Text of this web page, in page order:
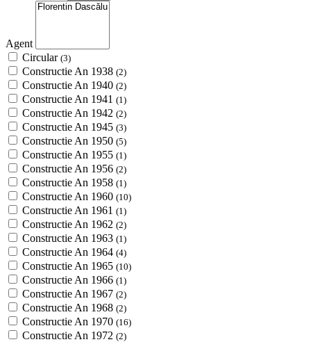
Agent
Circular (3)
Constructie An 1938 (2)
Constructie An 1940 (2)
Constructie An 1941 (1)
Constructie An 1942 (2)
Constructie An 1945 (3)
Constructie An 1950 (5)
Constructie An 1955 (1)
Constructie An 1956 (2)
Constructie An 1958 (1)
Constructie An 1960 (10)
Constructie An 1961 (1)
Constructie An 1962 (2)
Constructie An 1963 (1)
Constructie An 1964 (4)
Constructie An 1965 (10)
Constructie An 1966 (1)
Constructie An 1967 (2)
Constructie An 1968 (2)
Constructie An 1970 (16)
Constructie An 1972 (2)